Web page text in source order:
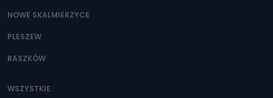
NOWE SKALMIERZYCE
PLESZEW
RASZKÓW
WSZYSTKIE